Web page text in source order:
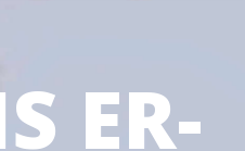
ER-